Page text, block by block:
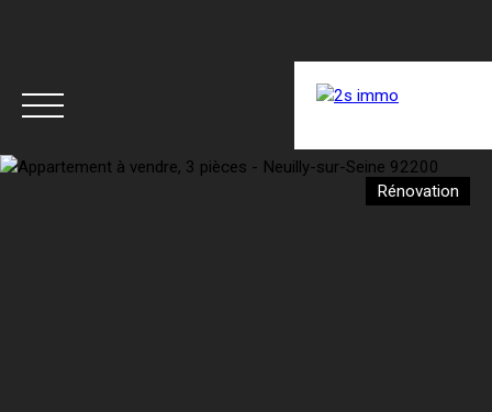
ACCUEIL ACHETER LOUER RÉNOVER
Rénovation